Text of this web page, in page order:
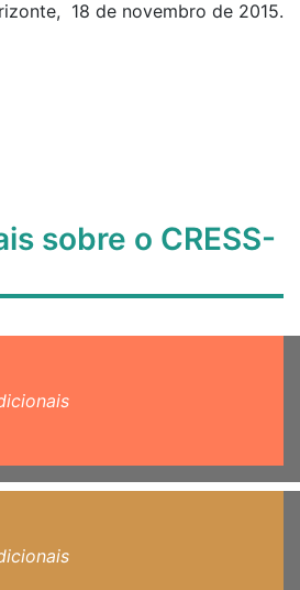
18 de novembro de 2015.
sobre o CRESS-